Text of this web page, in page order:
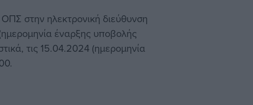
στην ηλεκτρονική διεύθυνση
έναρξης υποβολής
τις 15.04.2024 (ημερομηνία